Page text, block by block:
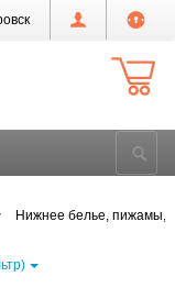
Нижнее белье, пижамы,